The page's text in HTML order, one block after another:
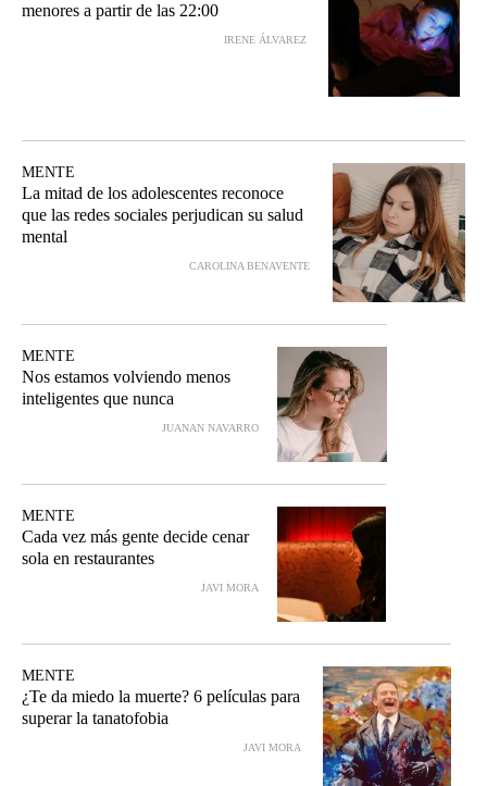
menores a partir de las 22:00
IRENE ÁLVAREZ
MENTE
La mitad de los adolescentes reconoce
que las redes sociales perjudican su salud
mental
CAROLINA BENAVENTE
MENTE
Nos estamos volviendo menos
inteligentes que nunca
JUANAN NAVARRO
MENTE
Cada vez más gente decide cenar
sola en restaurantes
JAVI MORA
MENTE
¿Te da miedo la muerte? 6 películas para
superar la tanatofobia
JAVI MORA